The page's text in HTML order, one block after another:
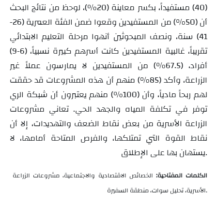
(40) مستفيداً، بكسر معاينة (20%)، لوحظ من نتائج البحث
أن (50%) من المستفيدين وقعوا ضمن الفئة العمرية (26-
41) سنة، ونصف المبحوثين أنهوا مرحلة التعليم الابتدائي
تقريباً، غالبية المستفيدين كانت أسرهم كبيرة نسبياً، (6-9)
أفراد، (67.5%) من المستفيدين لا يمارسون عملاً غير
الزراعة، وأكد (85%) منهم أن هذه المشروعات قد حققت
لهم ربحاً مادياً، وأن (100%) منهم يعتبرون أن شبكة الري
توفر في تكلفة المياه والجهد الحي. تعاني مشروعات
الزراعة الأسرية من بعض نقاط الضعف والتهديدات، إلا أن
نقاط القوة التي تمتلكها، والفرص المتاحة أمامها، لا
يستهان بها على الإطلاق.
الكلمات المفتاحية: الخصائص الاقتصادية والاجتماعية، مشروعات الزراعة
الأسرية، تحليل سوات، منطقة السفيرة.